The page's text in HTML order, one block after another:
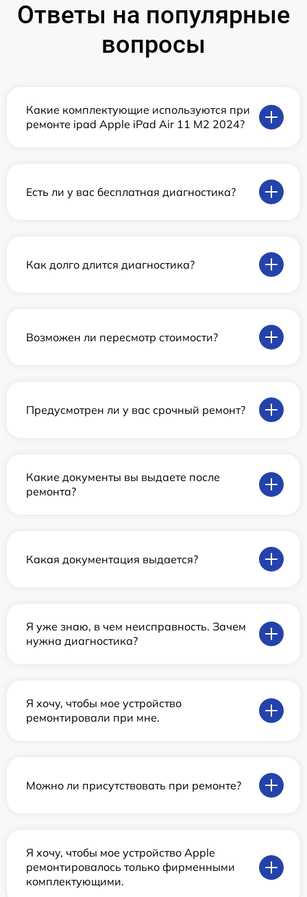
Ответы на популярные
вопросы
Какие комплектующие используются при
ремонте ipad Apple iPad Air 11 M2 2024?
Есть ли у вас бесплатная диагностика?
Как долго длится диагностика?
Возможен ли пересмотр стоимости?
Предусмотрен ли у вас срочный ремонт?
Какие документы вы выдаете после
ремонта?
Какая документация выдается?
Я уже знаю, в чем неисправность. Зачем
нужна диагностика?
Я хочу, чтобы мое устройство
ремонтировали при мне.
Можно ли присутствовать при ремонте?
Я хочу, чтобы мое устройство Apple
ремонтировалось только фирменными
комплектующими.